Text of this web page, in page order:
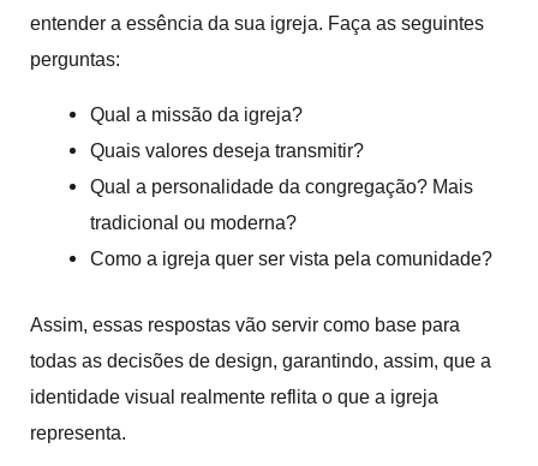
entender a essência da sua igreja. Faça as seguintes
perguntas:
Qual a missão da igreja?
Quais valores deseja transmitir?
Qual a personalidade da congregação? Mais
tradicional ou moderna?
Como a igreja quer ser vista pela comunidade?
Assim, essas respostas vão servir como base para
todas as decisões de design, garantindo, assim, que a
identidade visual realmente reflita o que a igreja
representa.